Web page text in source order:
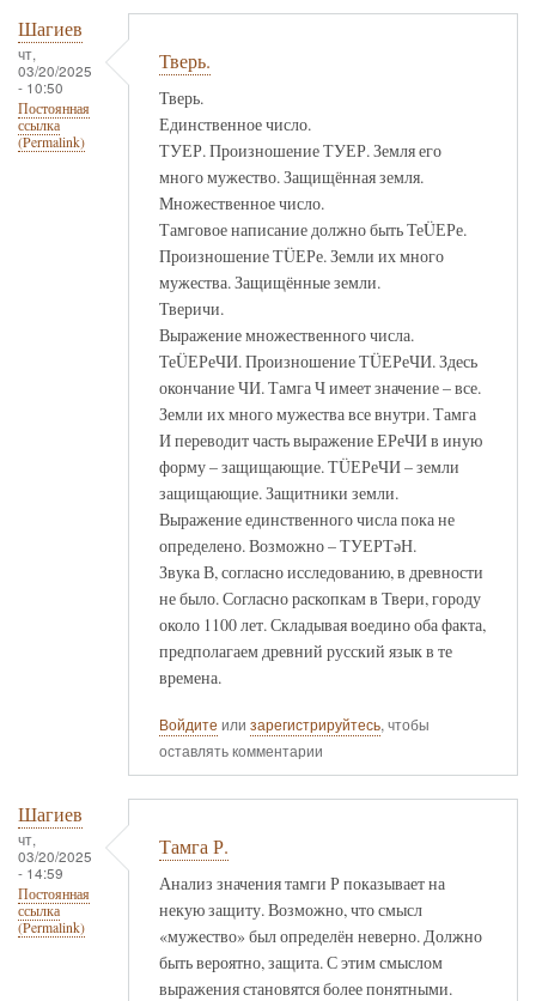
Шагиев
чт,
03/20/2025
- 10:50
Постоянная
ссылка
(Permalink)
Тверь.
Тверь.
Единственное число.
ТУЕР. Произношение ТУЕР. Земля его
много мужество. Защищённая земля.
Множественное число.
Тамговое написание должно быть ТеÜЕРе.
Произношение ТÜЕРе. Земли их много
мужества. Защищённые земли.
Тверичи.
Выражение множественного числа.
ТеÜЕРеЧИ. Произношение ТÜЕРеЧИ. Здесь
окончание ЧИ. Тамга Ч имеет значение – все.
Земли их много мужества все внутри. Тамга
И переводит часть выражение ЕРеЧИ в иную
форму – защищающие. ТÜЕРеЧИ – земли
защищающие. Защитники земли.
Выражение единственного числа пока не
определено. Возможно – ТУЕРТәН.
Звука В, согласно исследованию, в древности
не было. Согласно раскопкам в Твери, городу
около 1100 лет. Складывая воедино оба факта,
предполагаем древний русский язык в те
времена.
Войдите или зарегистрируйтесь, чтобы
оставлять комментарии
Шагиев
чт,
03/20/2025
- 14:59
Постоянная
ссылка
(Permalink)
Тамга Р.
Анализ значения тамги Р показывает на
некую защиту. Возможно, что смысл
«мужество» был определён неверно. Должно
быть вероятно, защита. С этим смыслом
выражения становятся более понятными.